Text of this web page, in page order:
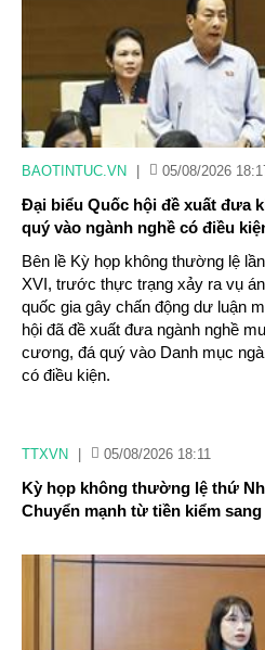
BAOTINTUC.VN 05/08/2026
Đại biểu Quốc hội đề xuất đưa
quý vào ngành nghề có điều
Bên lề Kỳ họp không thường lệ
XVI, trước thực trạng xảy ra vụ
quốc gia gây chấn động dư luận
hội đã đề xuất đưa ngành nghề
cương, đá quý vào Danh mục
có điều kiện.
TTXVN 05/08/2026 18:11
Kỳ họp không thường lệ thứ
Chuyển mạnh từ tiền kiểm